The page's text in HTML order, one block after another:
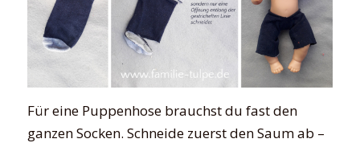
Für eine Puppenhose brauchst du fast den
ganzen Socken. Schneide zuerst den Saum ab –